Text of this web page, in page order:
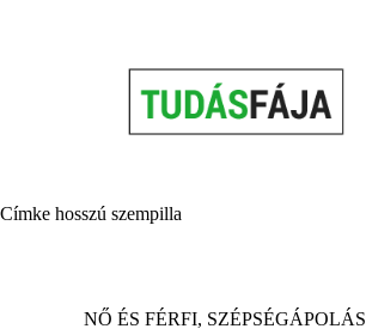
Címke hosszú szempilla
NŐ ÉS FÉRFI, SZÉPSÉGÁPOLÁS